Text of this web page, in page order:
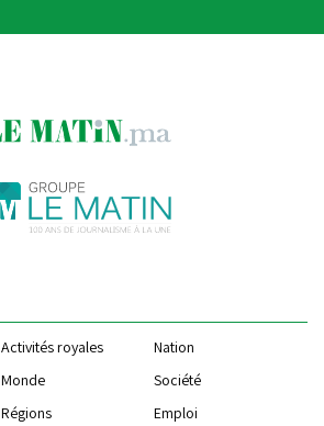
Activités royales
Nation
Monde
Société
Régions
Emploi